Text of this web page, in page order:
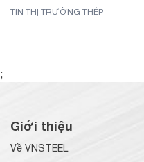
TIN THỊ TRƯỜNG THÉP
;
Giới thiệu
Về VNSTEEL